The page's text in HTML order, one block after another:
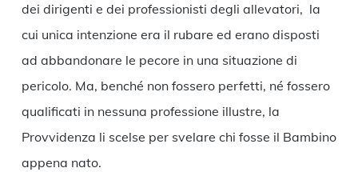
dei dirigenti e dei professionisti degli allevatori, la
cui unica intenzione era il rubare ed erano disposti
ad abbandonare le pecore in una situazione di
pericolo. Ma, benché non fossero perfetti, né fossero
qualificati in nessuna professione illustre, la
Provvidenza li scelse per svelare chi fosse il Bambino
appena nato.